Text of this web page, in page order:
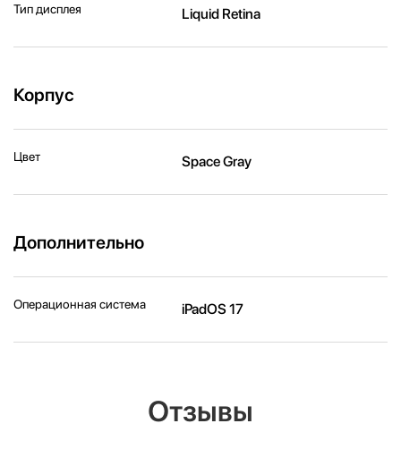
Тип дисплея Liquid Retina
Корпус
Цвет Space Gray
Дополнительно
Операционная система iPadOS 17
Отзывы